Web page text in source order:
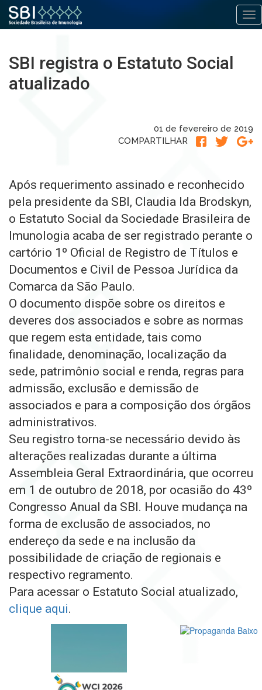
o
conteúdo
SBI registra o Estatuto Social
atualizado
01 de fevereiro de 2019
COMPARTILHAR
Após requerimento assinado e reconhecido
pela presidente da SBI, Claudia Ida Brodskyn,
o Estatuto Social da Sociedade Brasileira de
Imunologia acaba de ser registrado perante o
cartório 1º Oficial de Registro de Títulos e
Documentos e Civil de Pessoa Jurídica da
Comarca da São Paulo.
O documento dispõe sobre os direitos e
deveres dos associados e sobre as normas
que regem esta entidade, tais como
finalidade, denominação, localização da
sede, patrimônio social e renda, regras para
admissão, exclusão e demissão de
associados e para a composição dos órgãos
administrativos.
Seu registro torna-se necessário devido às
alterações realizadas durante a última
Assembleia Geral Extraordinária, que ocorreu
em 1 de outubro de 2018, por ocasião do 43º
Congresso Anual da SBI. Houve mudança na
forma de exclusão de associados, no
endereço da sede e na inclusão da
possibilidade de criação de regionais e
respectivo regramento.
Para acessar o Estatuto Social atualizado,
clique aqui.